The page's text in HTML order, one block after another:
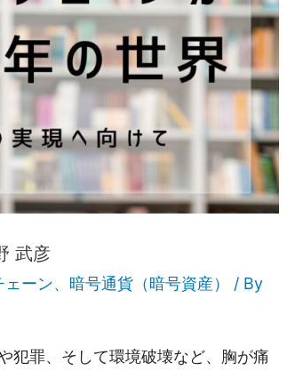
武彦
ェーン、 暗号通貨（暗号資産）
/ By
犯罪、そして環境破壊など、胸が痛